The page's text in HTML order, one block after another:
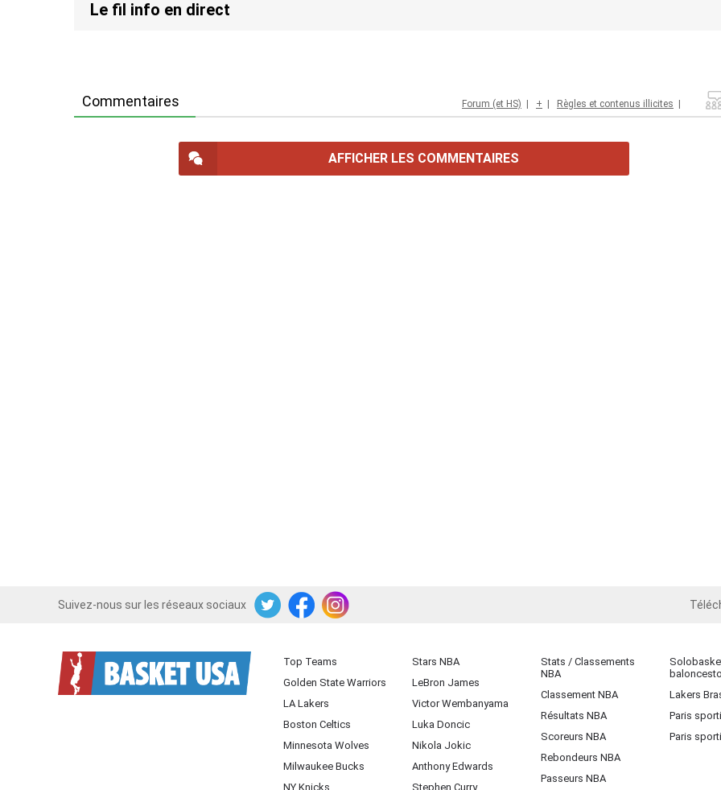
Le fil info en direct
Commentaires Forum (et HS) | + | Règles et contenus illicites |
AFFICHER LES COMMENTAIRES
Suivez-nous sur les réseaux sociaux
TwitterFacebookInstagram iOS
Top Teams
Golden State Warriors
LA Lakers
Boston Celtics
Minnesota Wolves
Milwaukee Bucks
NY Knicks
Stars NBA
LeBron James
Victor Wembanyama
Luka Doncic
Nikola Jokic
Anthony Edwards
Stephen Curry
Stats / Classements
NBA
Classement NBA
Résultats NBA
Scoreurs NBA
Rebondeurs NBA
Passeurs NBA
Lakers
Paris
Paris